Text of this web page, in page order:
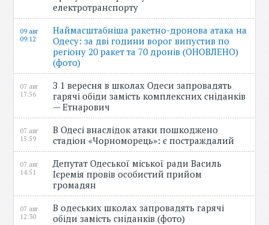
електротранспорту
09 авг
09:12
Наймасштабніша ракетно-дронова атака на
Одесу: за дві години ворог випустив по
регіону 20 ракет та 70 дронів (ОНОВЛЕНО)
(фото)
07 авг
17:56
З 1 вересня в школах Одеси запровадять
гарячі обіди замість комплексних сніданків
— Етнарович
07 авг
15:59
В Одесі внаслідок атаки пошкоджено
стадіон «Чорноморець»: є постраждалий
07 авг
14:51
Депутат Одеської міської ради Василь
Ієремія провів особистий прийом
громадян
07 авг
12:30
В одеських школах запровадять гарячі
обіди замість сніданків (фото)